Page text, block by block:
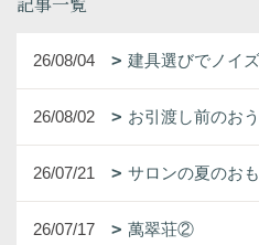
26/08/04 建具選びでノイ
26/08/02 お引渡し前のお
26/07/21 サロンの夏のお
26/07/17 萬翠荘②